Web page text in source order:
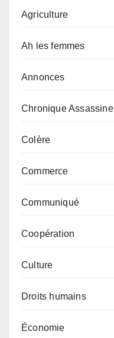
Agriculture
Ah les femmes
Annonces
Chronique Assassine
Colère
Commerce
Communiqué
Coopération
Culture
Droits humains
Économie